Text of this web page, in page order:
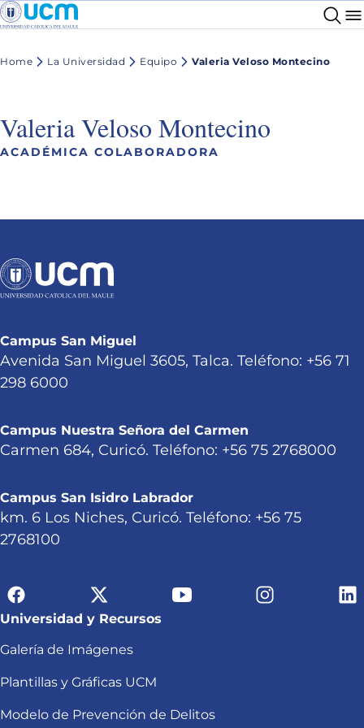
Home La Universidad Equipo Valeria Veloso Montecino
Valeria Veloso Montecino
ACADÉMICA COLABORADORA
Campus San Miguel
Avenida San Miguel 3605, Talca. Teléfono: +56 71
298 6000
Campus Nuestra Señora del Carmen
Carmen 684, Curicó. Teléfono: +56 75 2768000
Campus San Isidro Labrador
km. 6 Los Niches, Curicó. Teléfono: +56 75
2768100
Universidad y Recursos
Galería de Imágenes
Plantillas y Gráficas UCM
Modelo de Prevención de Delitos